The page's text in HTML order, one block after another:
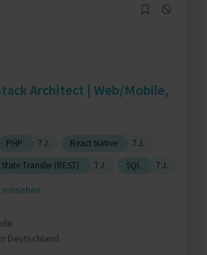
Architect | Web/Mobile,
PHP 7 J. React Native
7 J.
Transfer (REST)
7 J. SQL 7 J.
Deutschland